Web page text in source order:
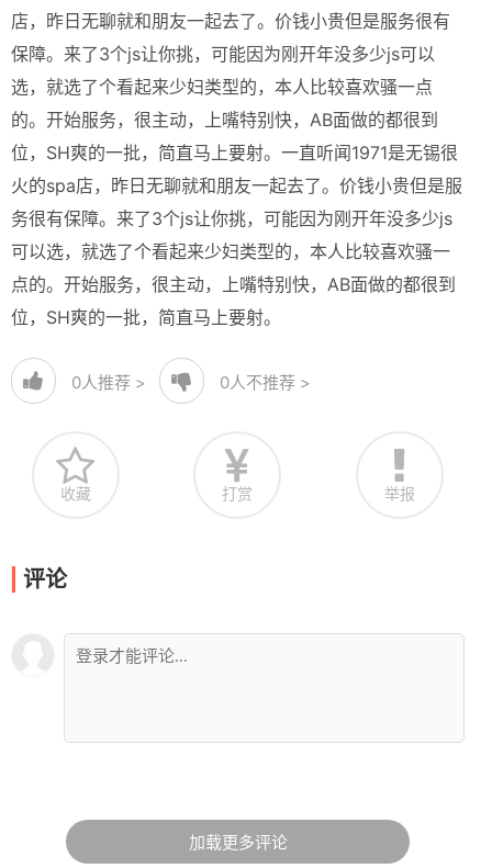
店，昨日无聊就和朋友一起去了。价钱小贵但是服务很有
保障。来了3个js让你挑，可能因为刚开年没多少js可以
选，就选了个看起来少妇类型的，本人比较喜欢骚一点
的。开始服务，很主动，上嘴特别快，AB面做的都很到
位，SH爽的一批，简直马上要射。一直听闻1971是无锡很
火的spa店，昨日无聊就和朋友一起去了。价钱小贵但是服
务很有保障。来了3个js让你挑，可能因为刚开年没多少js
可以选，就选了个看起来少妇类型的，本人比较喜欢骚一
点的。开始服务，很主动，上嘴特别快，AB面做的都很到
位，SH爽的一批，简直马上要射。
0人推荐 > 0人不推荐 >
收藏 打赏 举报
评论
加载更多评论